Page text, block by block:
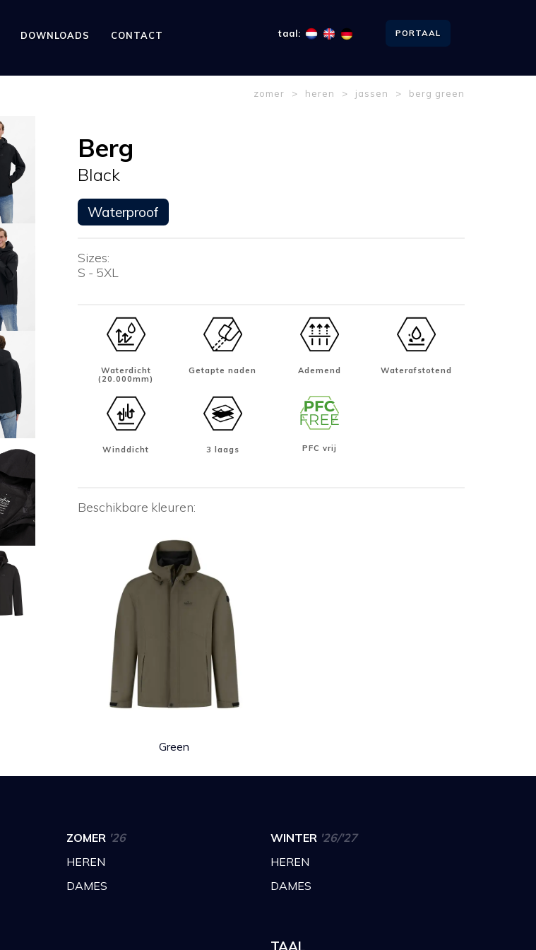
DOWNLOADS CONTACT taal: PORTAAL
zomer > heren > jassen > berg green
Berg
Black
Waterproof
Sizes:
S - 5XL
Waterdicht
(20.000mm)
Getapte naden Ademend Waterafstotend
Winddicht 3 laags PFC vrij
Beschikbare kleuren:
Green
ZOMER '26
HEREN
DAMES
WINTER '26/'27
HEREN
DAMES